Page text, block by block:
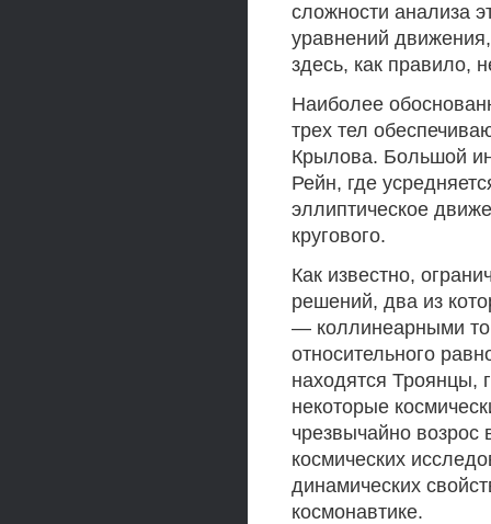
сложности анализа
уравнений
здесь, как правило,
Наиболее
трех тел
Крылова. Большой
Рейн, где
эллиптическое
кругового.
Как известно,
решений, два из
— коллинеарными
относительного
находятся Троянцы,
некоторые
чрезвычайно возрос
космических
динамических
космонавтике.